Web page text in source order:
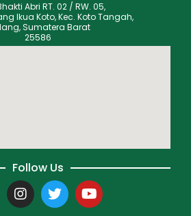
Abri RT. 02 / RW. 05,
Ikua Koto, Kec. Koto Tangah,
Sumatera Barat
25586
Follow Us